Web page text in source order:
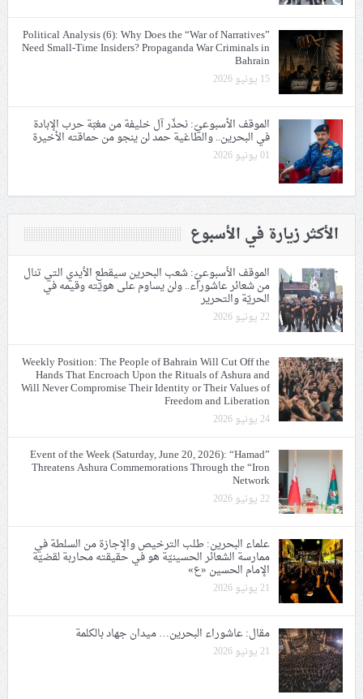
Political Analysis (6): Why Does the “War of Narratives”
Need Small-Time Insiders? Propaganda War Criminals in
Bahrain
15 يونيو 2026
الموقف الأسبوعيّ: نحذّر آل خليفة من مغبّة حرب الإبادة
في البحرين.. والطاغية حمد لن ينجو من حماقته الأخيرة
01 يونيو 2026
الأكثر زيارة في الأسبوع
الموقف الأسبوعيّ: شعب البحرين سيقطع الأيدي التي تنال
من شعائر عاشوراء.. ولن يساوم على هويّته وقيمه في
الحريّة والتحرير
22 يونيو 2026
Weekly Position: The People of Bahrain Will Cut Off the
Hands That Encroach Upon the Rituals of Ashura and
Will Never Compromise Their Identity or Their Values of
Freedom and Liberation
24 يونيو 2026
Event of the Week (Saturday, June 20, 2026): “Hamad”
Threatens Ashura Commemorations Through the “Iron
Network
22 يونيو 2026
علماء البحرين: طلب الترخيص والإجازة من السلطة في
ممارسة الشعائر الحسينيّة هو في حقيقته محاربة لقضيّة
الإمام الحسين «ع»
21 يونيو 2026
مقال: عاشوراء البحرين… ميدان جهاد بالكلمة
21 يونيو 2026